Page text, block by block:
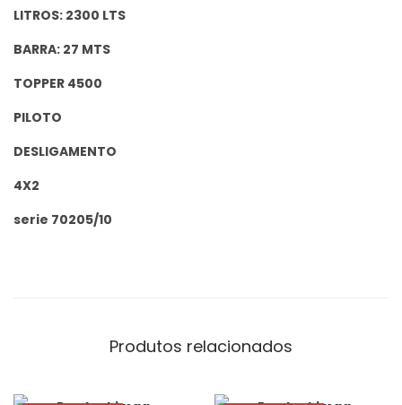
LITROS: 2300 LTS
BARRA: 27 MTS
TOPPER 4500
PILOTO
DESLIGAMENTO
4X2
serie 70205/10
Produtos relacionados